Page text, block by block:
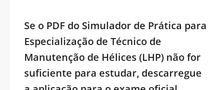
Se o PDF do Simulador de Prática para
Especialização de Técnico de
Manutenção de Hélices (LHP) não for
suficiente para estudar, descarregue